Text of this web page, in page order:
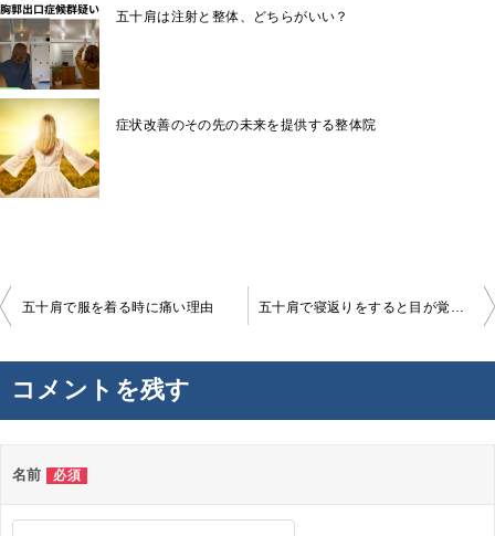
五十肩は注射と整体、どちらがいい？
症状改善のその先の未来を提供する整体院
投
ー
シ
五十肩で服を着る時に痛い理由 五十肩で寝返りをすると目が覚める理由
コメントを残す
名前 必須